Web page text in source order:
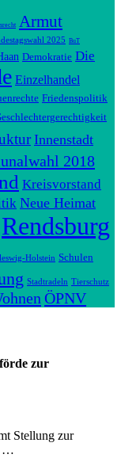
Armut
2025 BuT
Demokratie Die
Einzelhandel
Friedenspolitik
Innenstadt
2018
Kreisvorstand
Neue Heimat
Rendsburg
Holstein Schulen
Stadtradeln Tierschutz
ÖPNV
zur
Stellung zur
…